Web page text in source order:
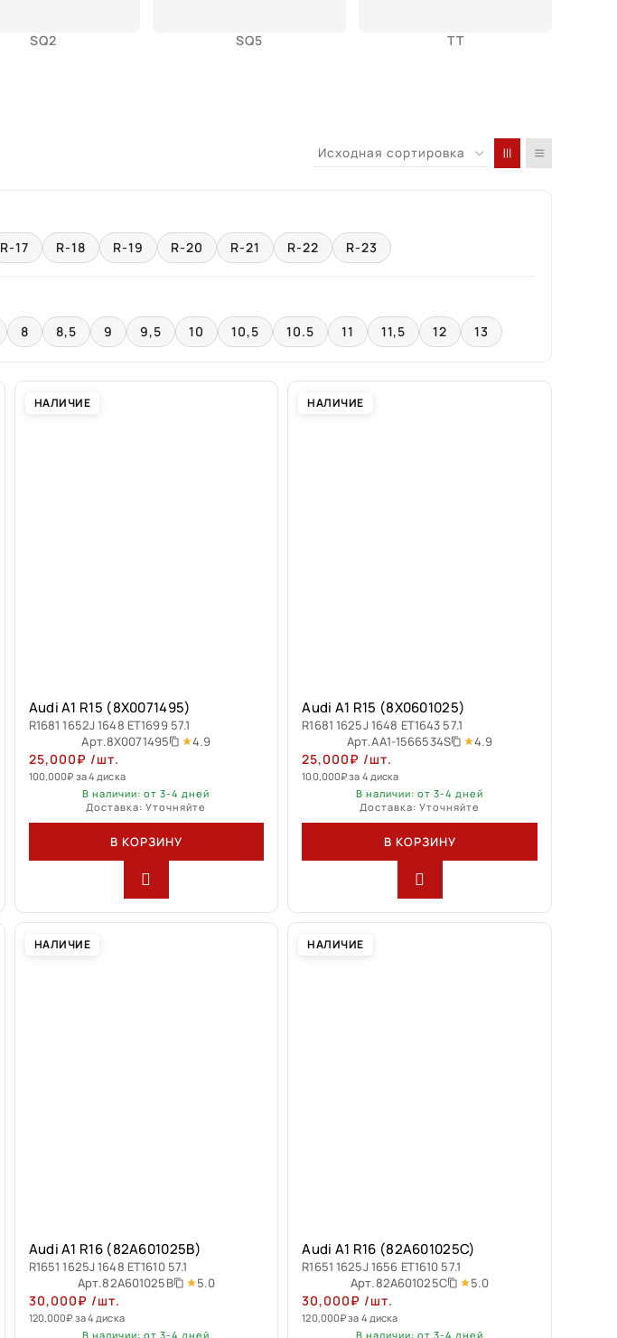
SQ2 SQ5 TT
R-17 R-18 R-19 R-20 R-21 R-22 R-23
8 8,5 9 9,5 10 10,5 10.5 11 11,5 12 13
НАЛИЧИЕ
Audi A1 R15 (8X0071495)
R1681 1652J 1648 ET1699 57.1
Арт.8X0071495 4.9
25,000₽ /шт.
100,000₽ за 4 диска
В наличии: от 3-4 дней
Доставка: Уточняйте
В КОРЗИНУ
НАЛИЧИЕ
Audi A1 R15 (8X0601025)
R1681 1625J 1648 ET1643 57.1
Арт.AA1-1566534S 4.9
25,000₽ /шт.
100,000₽за 4 диска
В наличии: от 3-4 дней
Доставка: Уточняйте
В КОРЗИНУ
НАЛИЧИЕ
Audi A1 R16 (82A601025B)
R1651 1625J 1648 ET1610 57.1
Арт.82A601025B 5.0
30,000₽ /шт.
120,000₽ за 4 диска
В наличии: от 3-4 дней
НАЛИЧИЕ
Audi A1 R16 (82A601025C)
R1651 1625J 1656 ET1610 57.1
Арт.82A601025C 5.0
30,000₽ /шт.
120,000₽за 4 диска
В наличии: от 3-4 дней